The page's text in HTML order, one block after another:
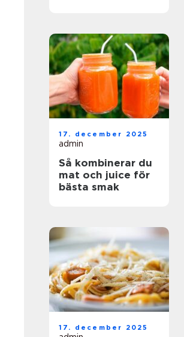
17. december 2025
admin
Så kombinerar du
mat och juice för
bästa smak
17. december 2025